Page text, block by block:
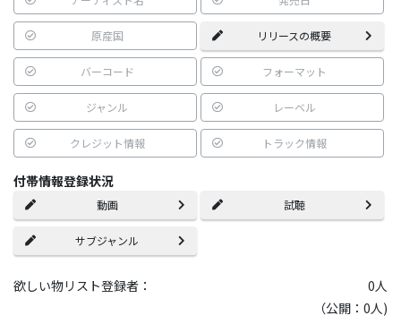
原産国 リリースの概要
バーコード フォーマット
ジャンル レーベル
クレジット情報 トラック情報
付帯情報登録状況
動画 試聴
サブジャンル
欲しい物リスト登録者： 0人
（公開：0人)